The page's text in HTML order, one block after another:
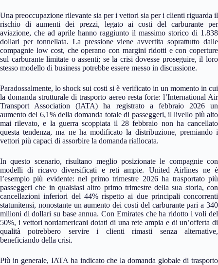
Una preoccupazione rilevante sia per i vettori sia per i clienti riguarda il
rischio di aumenti dei prezzi, legato ai costi del carburante per
aviazione, che ad aprile hanno raggiunto il massimo storico di 1.838
dollari per tonnellata. La pressione viene avvertita soprattutto dalle
compagnie low cost, che operano con margini ridotti e con coperture
sul carburante limitate o assenti; se la crisi dovesse proseguire, il loro
stesso modello di business potrebbe essere messo in discussione.
Paradossalmente, lo shock sui costi si è verificato in un momento in cui
la domanda strutturale di trasporto aereo resta forte: l’International Air
Transport Association (IATA) ha registrato a febbraio 2026 un
aumento del 6,1% della domanda totale di passeggeri, il livello più alto
mai rilevato, e la guerra scoppiata il 28 febbraio non ha cancellato
questa tendenza, ma ne ha modificato la distribuzione, premiando i
vettori più capaci di assorbire la domanda riallocata.
In questo scenario, risultano meglio posizionate le compagnie con
modelli di ricavo diversificati e reti ampie. United Airlines ne è
l’esempio più evidente: nel primo trimestre 2026 ha trasportato più
passeggeri che in qualsiasi altro primo trimestre della sua storia, con
cancellazioni inferiori del 44% rispetto ai due principali concorrenti
statunitensi, nonostante un aumento dei costi del carburante pari a 340
milioni di dollari su base annua. Con Emirates che ha ridotto i voli del
50%, i vettori nordamericani dotati di una rete ampia e di un’offerta di
qualità potrebbero servire i clienti rimasti senza alternative,
beneficiando della crisi.
Più in generale, IATA ha indicato che la domanda globale di trasporto